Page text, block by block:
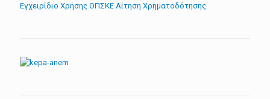
Εγχειρίδιο Χρήσης ΟΠΣΚΕ Αίτηση Χρηματοδότησης